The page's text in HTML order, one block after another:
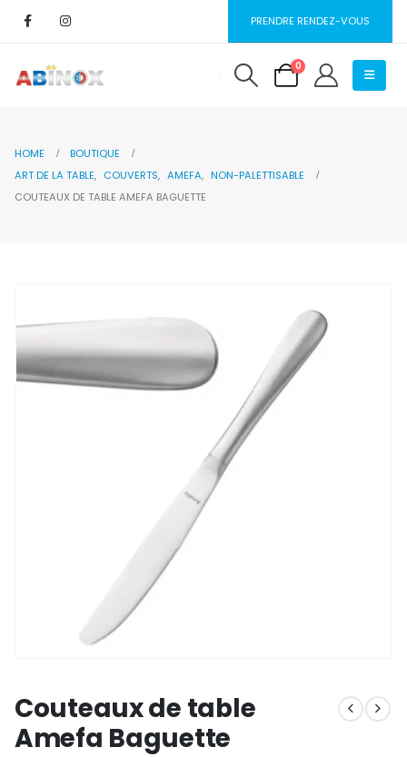
PRENDRE RENDEZ-VOUS
0
HOME
BOUTIQUE
ART DE LA TABLE, COUVERTS, AMEFA, NON-PALETTISABLE
COUTEAUX DE TABLE AMEFA BAGUETTE
Couteaux de table
Amefa Baguette